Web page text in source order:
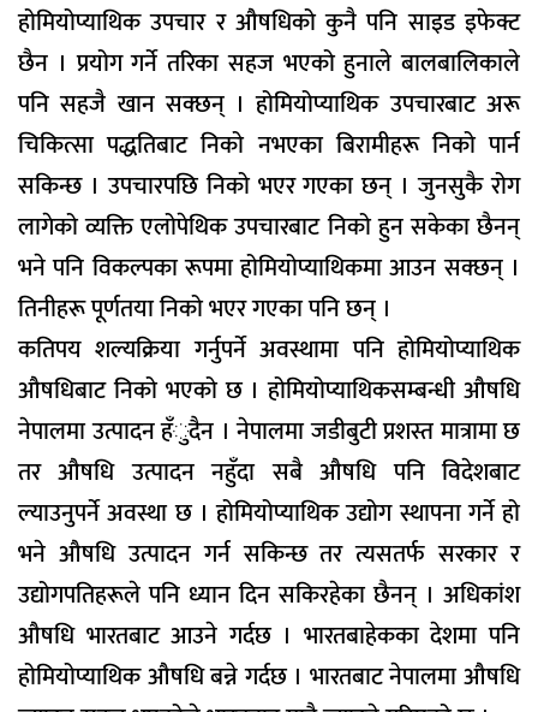
होमियोप्याथिक उपचार र औषधिको कुनै पनि साइड इफेक्ट
छैन । प्रयोग गर्ने तरिका सहज भएको हुनाले बालबालिकाले
पनि सहजै खान सक्छन् । होमियोप्याथिक उपचारबाट अरू
चिकित्सा पद्धतिबाट निको नभएका बिरामीहरू निको पार्न
सकिन्छ । उपचारपछि निको भएर गएका छन् । जुनसुकै रोग
लागेको व्यक्ति एलोपेथिक उपचारबाट निको हुन सकेका छैनन्
भने पनि विकल्पका रूपमा होमियोप्याथिकमा आउन सक्छन् ।
तिनीहरू पूर्णतया निको भएर गएका पनि छन् ।
कतिपय शल्यक्रिया गर्नुपर्ने अवस्थामा पनि होमियोप्याथिक
औषधिबाट निको भएको छ । होमियोप्याथिकसम्बन्धी औषधि
नेपालमा उत्पादन हँुदैन । नेपालमा जडीबुटी प्रशस्त मात्रामा छ
तर औषधि उत्पादन नहुँदा सबै औषधि पनि विदेशबाट
ल्याउनुपर्ने अवस्था छ । होमियोप्याथिक उद्योग स्थापना गर्ने हो
भने औषधि उत्पादन गर्न सकिन्छ तर त्यसतर्फ सरकार र
उद्योगपतिहरूले पनि ध्यान दिन सकिरहेका छैनन् । अधिकांश
औषधि भारतबाट आउने गर्दछ । भारतबाहेकका देशमा पनि
होमियोप्याथिक औषधि बन्ने गर्दछ । भारतबाट नेपालमा औषधि